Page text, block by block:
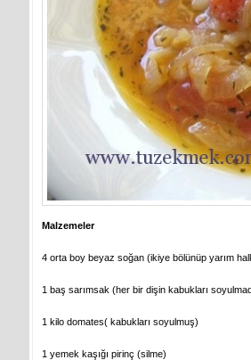
Malzemeler
4 orta boy beyaz soğan (ikiye bölünüp yarım
1 baş sarımsak (her bir dişin kabukları
1 kilo domates( kabukları soyulmuş)
1 yemek kaşığı pirinç (silme)